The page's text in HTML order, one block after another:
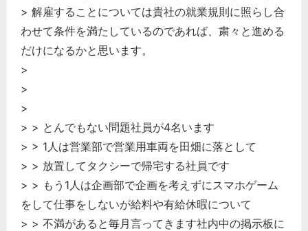
> 解雇することについては貴社の就業規則に照らし合
わせて条件を満たしているのであれば、粛々と進める
だけになるかと思います。
>
>
>
> > とんでもない問題社員が4名います
> > 1人は営業部で営業用車両を田畑に落として
> > 放置してタクシーで帰宅する社員です
> > もう1人は企画部で企画を考えずにスマホゲーム
をして仕事をしないが給料や有給休暇について
> > 不満があると毎月言ってきます社内中の掲示板に